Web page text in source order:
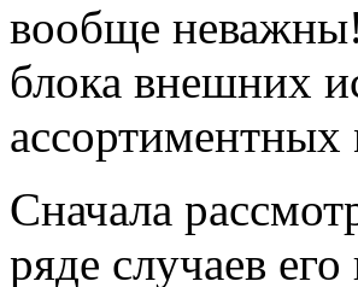
вообще
блока внешних
Сначала
ряде случаев